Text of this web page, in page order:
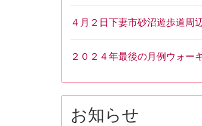
４月２日下妻市砂沼遊歩道周
２０２４年最後の月例ウォー
お知らせ